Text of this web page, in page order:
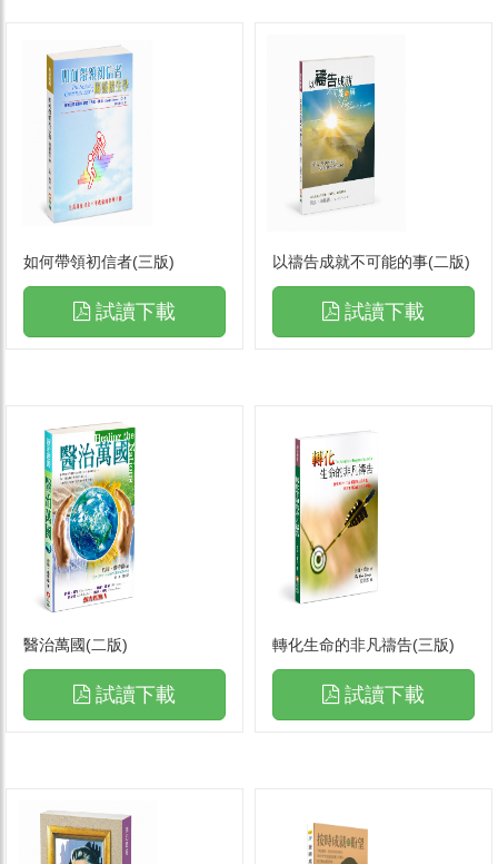
如何帶領初信者(三版)
試讀下載
以禱告成就不可能的事(二版)
試讀下載
醫治萬國(二版)
試讀下載
轉化生命的非凡禱告(三版)
試讀下載